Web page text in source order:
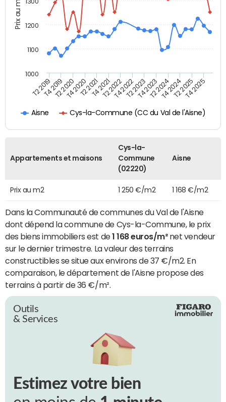
Prix au m2
Aisne Cys-la-Commune (CC du Val de l'Aisne)
T2 2019T4 2019T2 2020T4 2020T2 2021T4 2021T2 2022T4 2022T2 2023T4 2023T2 2024T4 2024T2 2025T4 2025
1000
1100
1200
Appartements et maisons
Cys-la-
Commune
(02220)
Aisne
Prix au m2 1 250 €/m2 1 168 €/m2
Dans la Communauté de communes du Val de l'Aisne
dont dépend la commune de Cys-la-Commune, le prix
des biens immobiliers est de1 168 euros/m²net vendeur
sur le dernier trimestre. La valeur des terrains
constructibles se situe aux environs de 37 €/m2. En
comparaison, le département de l'Aisne propose des
terrains à partir de 36 €/m².
Outils
& Services
Estimez votre bien